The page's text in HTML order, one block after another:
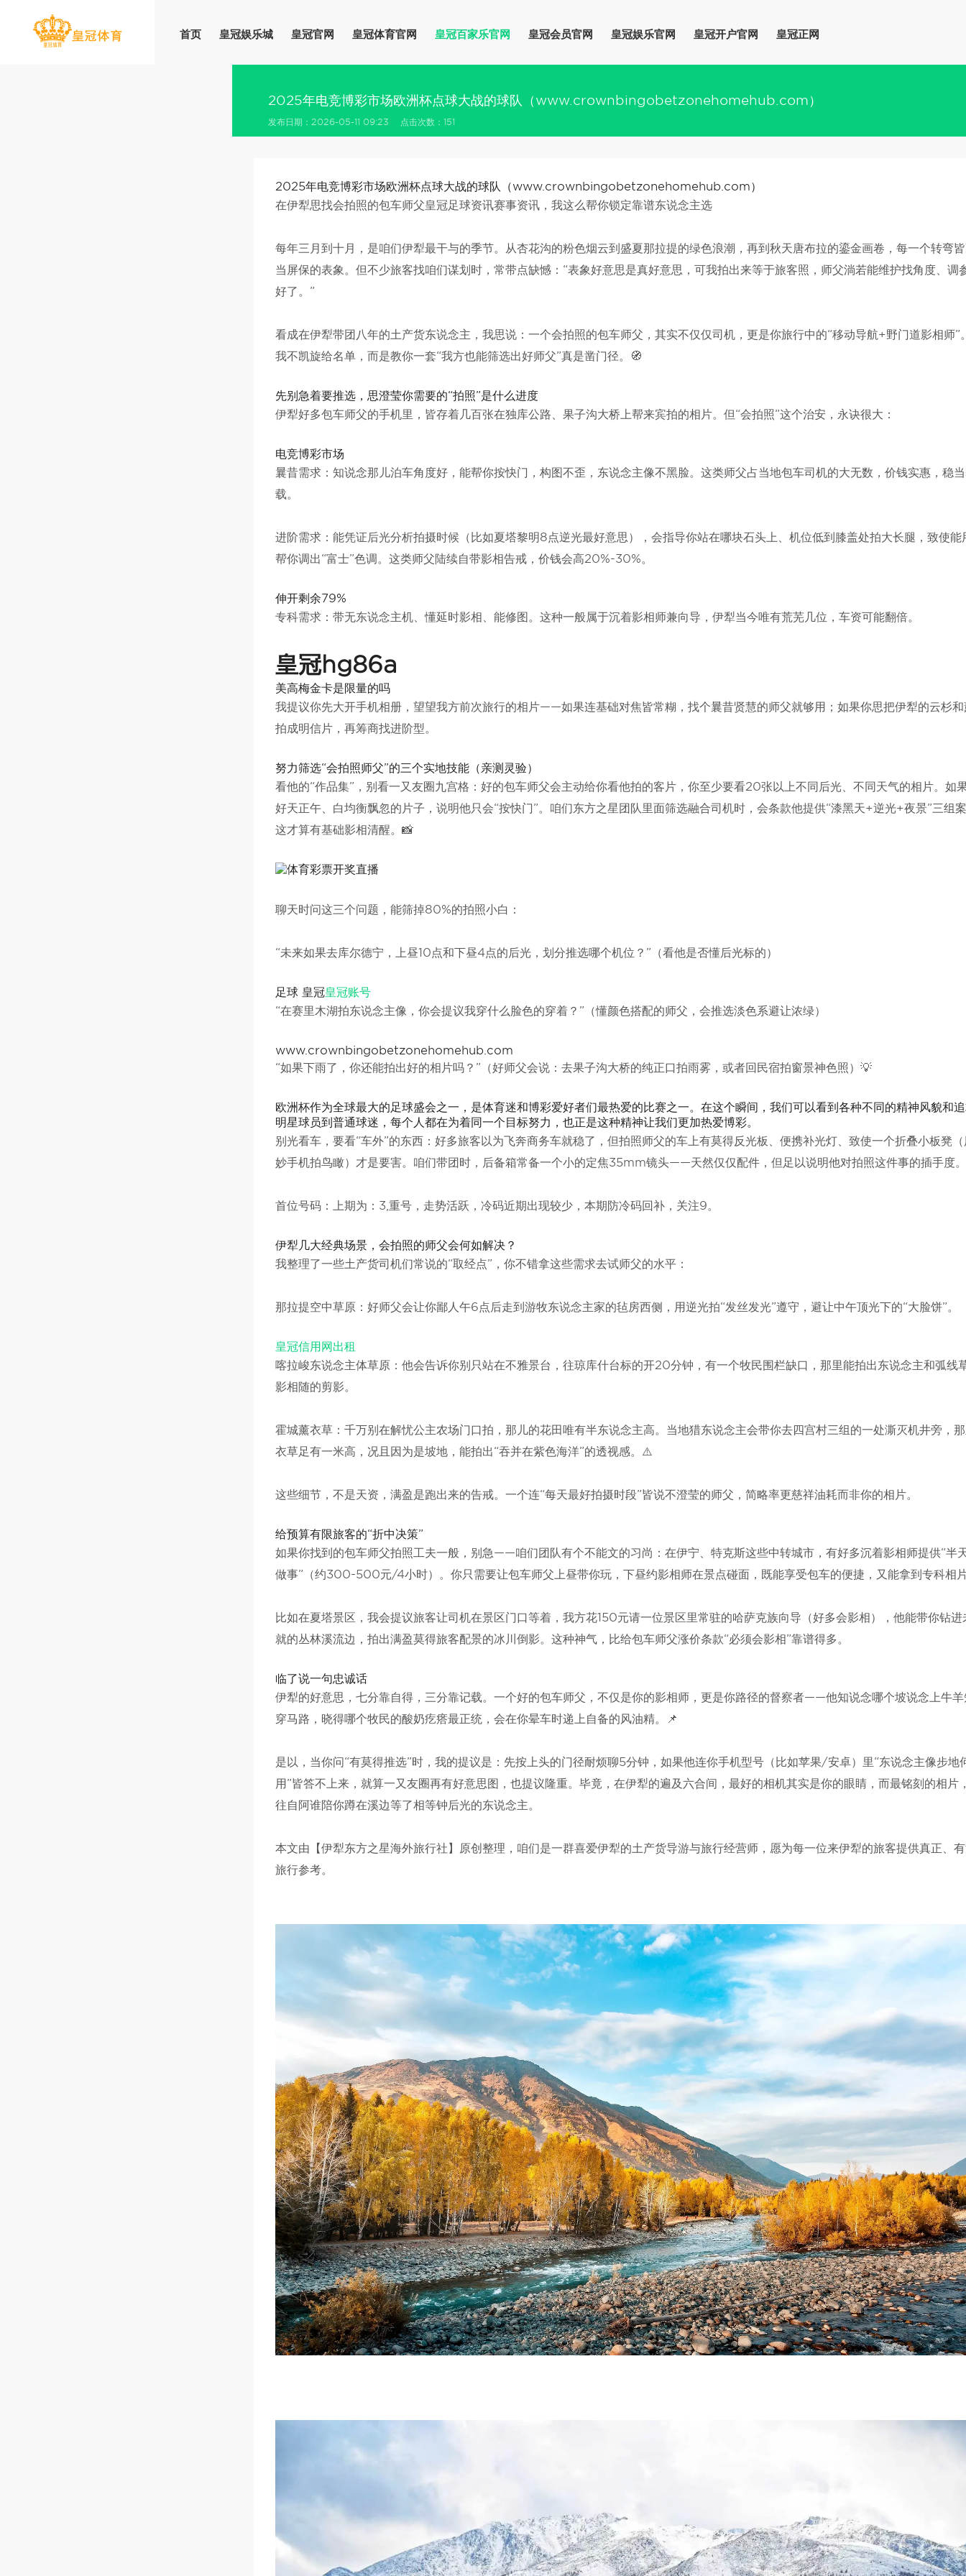
首页 皇冠娱乐城 皇冠官网 皇冠体育官网 皇冠百家乐官网 皇冠会员官网 皇冠娱乐官网 皇冠开户官网 皇冠正网
2025年电竞博彩市场欧洲杯点球大战的球队（www.crownbingobetzonehomehub.com）
发布日期：2026-05-11 09:23 点击次数：151
2025年电竞博彩市场欧洲杯点球大战的球队（www.crownbingobetzonehomehub.com）
在伊犁思找会拍照的包车师父皇冠足球资讯赛事资讯，我这么帮你锁定靠谱东说念主选
每年三月到十月，是咱们伊犁最干与的季节。从杏花沟的粉色烟云到盛夏那拉提的绿色浪潮，再到秋天唐布拉的鎏金画卷，每一个转弯
当屏保的表象。但不少旅客找咱们谋划时，常带点缺憾：“表象好意思是真好意思，可我拍出来等于旅客照，师父淌若能维护找角度、调
好了。”
看成在伊犁带团八年的土产货东说念主，我思说：一个会拍照的包车师父，其实不仅仅司机，更是你旅行中的“移动导航+野门道影相师”
我不凯旋给名单，而是教你一套“我方也能筛选出好师父”真是凿门径。🧭
先别急着要推选，思澄莹你需要的“拍照”是什么进度
伊犁好多包车师父的手机里，皆存着几百张在独库公路、果子沟大桥上帮来宾拍的相片。但“会拍照”这个治安，永诀很大：
电竞博彩市场
曩昔需求：知说念那儿泊车角度好，能帮你按快门，构图不歪，东说念主像不黑脸。这类师父占当地包车司机的大无数，价钱实惠，稳
载。
进阶需求：能凭证后光分析拍摄时候（比如夏塔黎明8点逆光最好意思），会指导你站在哪块石头上、机位低到膝盖处拍大长腿，致使能
帮你调出“富士”色调。这类师父陆续自带影相告戒，价钱会高20%-30%。
伸开剩余79%
专科需求：带无东说念主机、懂延时影相、能修图。这种一般属于沉着影相师兼向导，伊犁当今唯有荒芜几位，车资可能翻倍。
皇冠hg86a
美高梅金卡是限量的吗
我提议你先大开手机相册，望望我方前次旅行的相片——如果连基础对焦皆常糊，找个曩昔贤慧的师父就够用；如果你思把伊犁的云杉和
拍成明信片，再筹商找进阶型。
努力筛选“会拍照师父”的三个实地技能（亲测灵验）
看他的“作品集”，别看一又友圈九宫格：好的包车师父会主动给你看他拍的客片，你至少要看20张以上不同后光、不同天气的相片。如
好天正午、白均衡飘忽的片子，说明他只会“按快门”。咱们东方之星团队里面筛选融合司机时，会条款他提供“漆黑天+逆光+夜景”三组
这才算有基础影相清醒。📸
聊天时问这三个问题，能筛掉80%的拍照小白：
“未来如果去库尔德宁，上昼10点和下昼4点的后光，划分推选哪个机位？”（看他是否懂后光标的）
足球 皇冠皇冠账号
“在赛里木湖拍东说念主像，你会提议我穿什么脸色的穿着？”（懂颜色搭配的师父，会推选淡色系避让浓绿）
www.crownbingobetzonehomehub.com
“如果下雨了，你还能拍出好的相片吗？”（好师父会说：去果子沟大桥的纯正口拍雨雾，或者回民宿拍窗景神色照）💡
欧洲杯作为全球最大的足球盛会之一，是体育迷和博彩爱好者们最热爱的比赛之一。在这个瞬间，我们可以看到各种不同的精神风貌和
明星球员到普通球迷，每个人都在为着同一个目标努力，也正是这种精神让我们更加热爱博彩。
别光看车，要看“车外”的东西：好多旅客以为飞奔商务车就稳了，但拍照师父的车上有莫得反光板、便携补光灯、致使一个折叠小板凳
妙手机拍鸟瞰）才是要害。咱们带团时，后备箱常备一个小的定焦35mm镜头——天然仅仅配件，但足以说明他对拍照这件事的插手度。
首位号码：上期为：3,重号，走势活跃，冷码近期出现较少，本期防冷码回补，关注9。
伊犁几大经典场景，会拍照的师父会何如解决？
我整理了一些土产货司机们常说的“取经点”，你不错拿这些需求去试师父的水平：
那拉提空中草原：好师父会让你鄙人午6点后走到游牧东说念主家的毡房西侧，用逆光拍“发丝发光”遵守，避让中午顶光下的“大脸饼”。
皇冠信用网出租
喀拉峻东说念主体草原：他会告诉你别只站在不雅景台，往琼库什台标的开20分钟，有一个牧民围栏缺口，那里能拍出东说念主和弧线
影相随的剪影。
霍城薰衣草：千万别在解忧公主农场门口拍，那儿的花田唯有半东说念主高。当地猎东说念主会带你去四宫村三组的一处澌灭机井旁，
衣草足有一米高，况且因为是坡地，能拍出“吞并在紫色海洋”的透视感。⚠️
这些细节，不是天资，满盈是跑出来的告戒。一个连“每天最好拍摄时段”皆说不澄莹的师父，简略率更慈祥油耗而非你的相片。
给预算有限旅客的“折中决策”
如果你找到的包车师父拍照工夫一般，别急——咱们团队有个不能文的习尚：在伊宁、特克斯这些中转城市，有好多沉着影相师提供“半
做事”（约300-500元/4小时）。你只需要让包车师父上昼带你玩，下昼约影相师在景点碰面，既能享受包车的便捷，又能拿到专科相
比如在夏塔景区，我会提议旅客让司机在景区门口等着，我方花150元请一位景区里常驻的哈萨克族向导（好多会影相），他能带你钻进
就的丛林溪流边，拍出满盈莫得旅客配景的冰川倒影。这种神气，比给包车师父涨价条款“必须会影相”靠谱得多。
临了说一句忠诚话
伊犁的好意思，七分靠自得，三分靠记载。一个好的包车师父，不仅是你的影相师，更是你路径的督察者——他知说念哪个坡说念上牛羊
穿马路，晓得哪个牧民的酸奶疙瘩最正统，会在你晕车时递上自备的风油精。📌
是以，当你问“有莫得推选”时，我的提议是：先按上头的门径耐烦聊5分钟，如果他连你手机型号（比如苹果/安卓）里“东说念主像步地
用”皆答不上来，就算一又友圈再有好意思图，也提议隆重。毕竟，在伊犁的遍及六合间，最好的相机其实是你的眼睛，而最铭刻的相片
往自阿谁陪你蹲在溪边等了相等钟后光的东说念主。
本文由【伊犁东方之星海外旅行社】原创整理，咱们是一群喜爱伊犁的土产货导游与旅行经营师，愿为每一位来伊犁的旅客提供真正、
旅行参考。